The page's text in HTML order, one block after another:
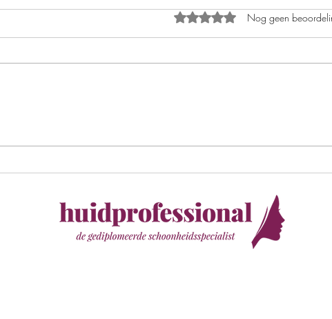
Retinol
Beoordeeld met 0 uit 5
Nog geen